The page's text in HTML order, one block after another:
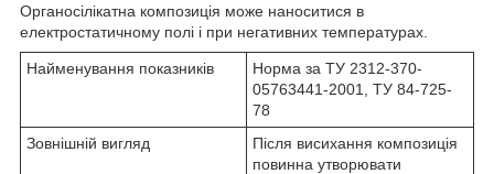
Органосілікатна композиція може наноситися в
електростатичному полі і при негативних температурах.
Найменування показників
Норма за ТУ 2312-370-
05763441-2001, ТУ 84-725-
78
Зовнішній вигляд
Після висихання композиція
повинна утворювати